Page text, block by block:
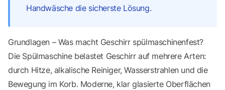
Handwäsche die sicherste Lösung.
Grundlagen – Was macht Geschirr spülmaschinenfest?
Die Spülmaschine belastet Geschirr auf mehrere Arten:
durch Hitze, alkalische Reiniger, Wasserstrahlen und die
Bewegung im Korb. Moderne, klar glasierte Oberflächen